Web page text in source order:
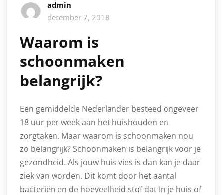
admin
december 7, 2018
Waarom is
schoonmaken
belangrijk?
Een gemiddelde Nederlander besteed ongeveer
18 uur per week aan het huishouden en
zorgtaken. Maar waarom is schoonmaken nou
zo belangrijk? Schoonmaken is belangrijk voor je
gezondheid. Als jouw huis vies is dan kan je daar
ziek van worden. Dit komt door het aantal
bacteriën en de hoeveelheid stof dat In je huis of